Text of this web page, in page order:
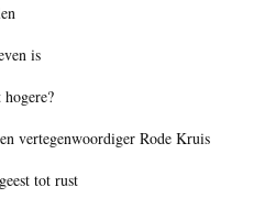
is
vertegenwoordiger Rode Kruis
tot rust